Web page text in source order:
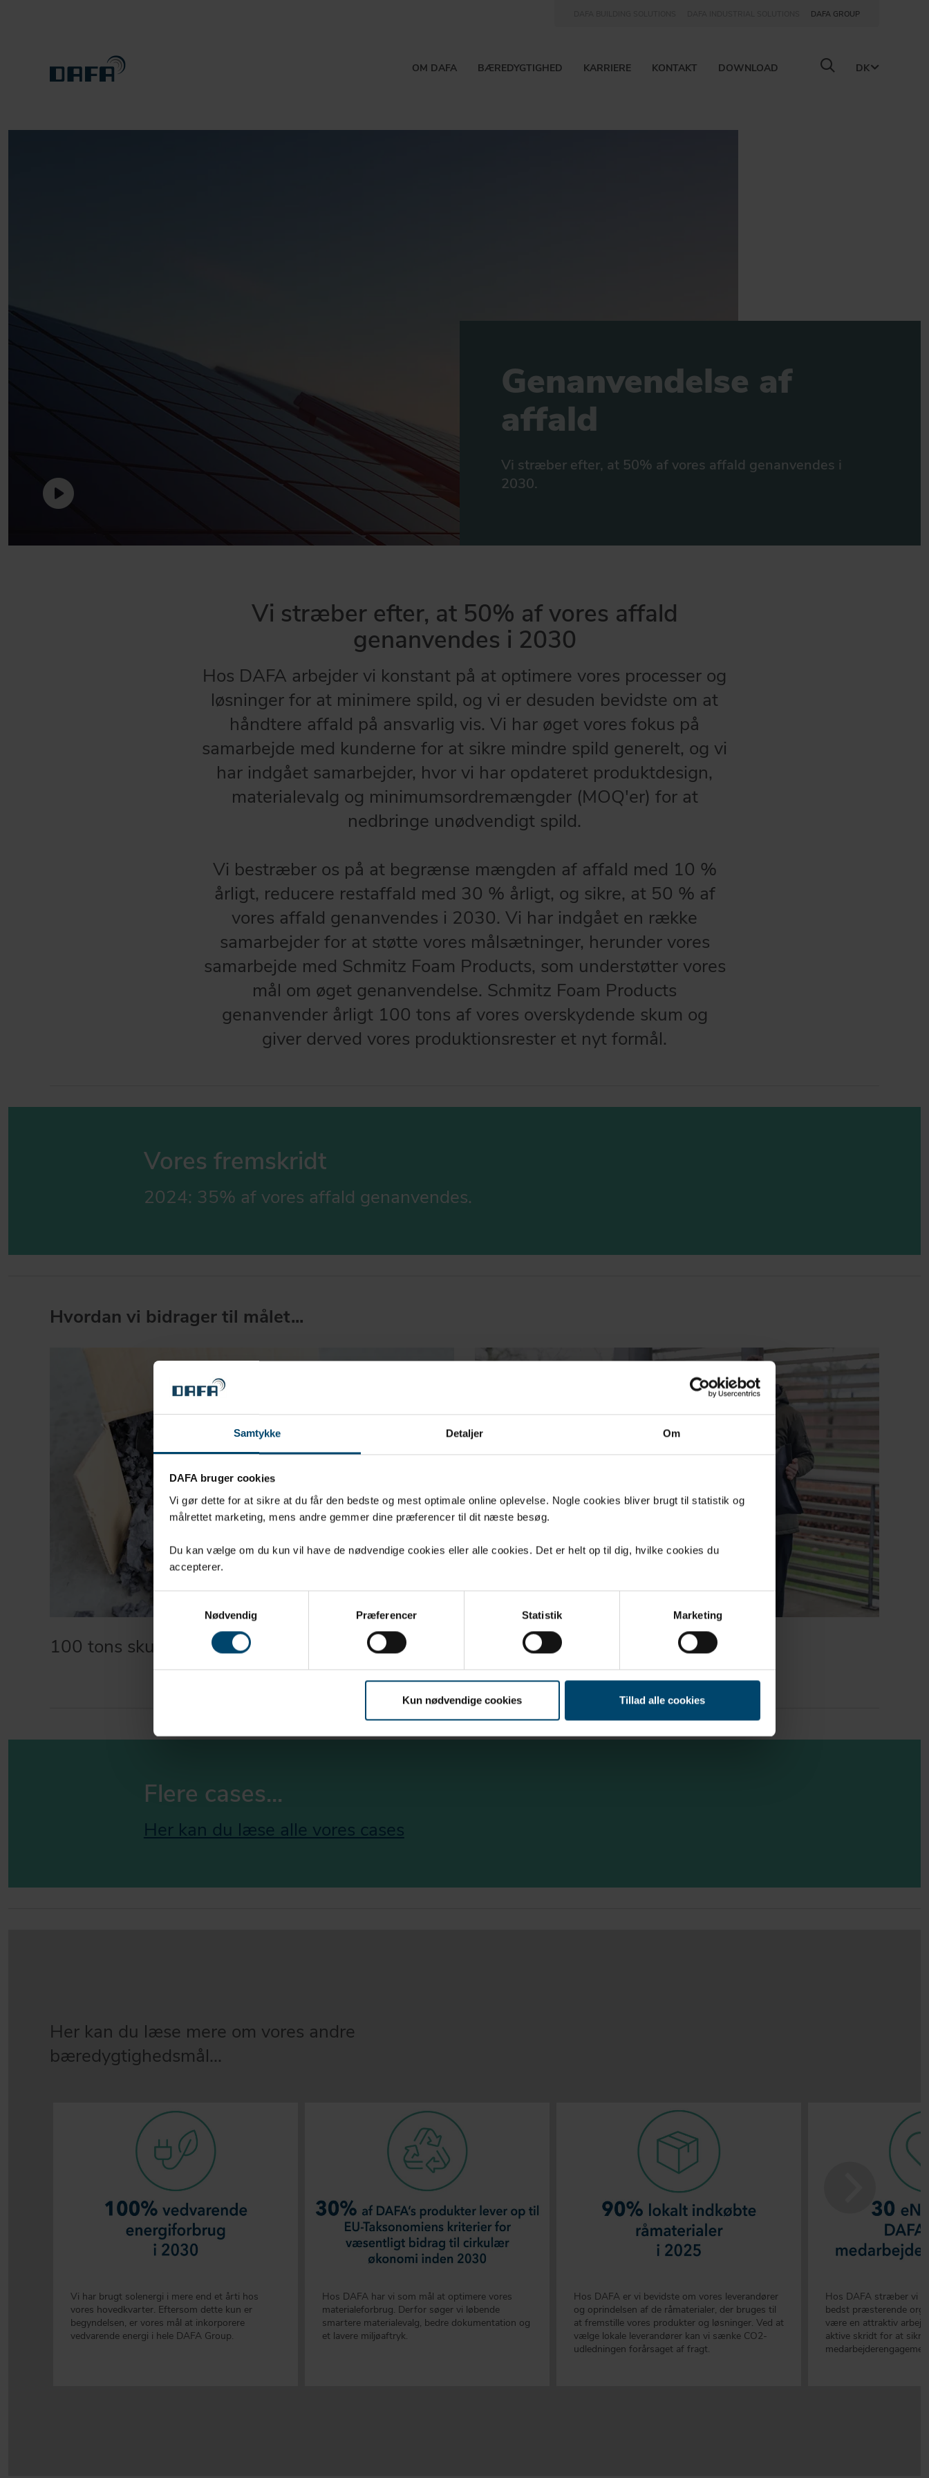
Samtykke Detaljer Om
DAFA bruger cookies
Vi gør dette for at sikre at du får den bedste og mest optimale online oplevelse. Nogle cookies bliver brugt til statistik og
målrettet marketing, mens andre gemmer dine præferencer til dit næste besøg.
Du kan vælge om du kun vil have de nødvendige cookies eller alle cookies. Det er helt op til dig, hvilke cookies du
accepterer.
Nødvendig
Præferencer Statistik Marketing
Kun nødvendige cookies Tillad alle cookies
DAFA GROUP
OM DAFA BÆREDYGTIGHED KARRIERE KONTAKT DOWNLOAD DK
Genanvendelse af
affald
Vi stræber efter, at 50% af vores affald genanvendes i
2030.
Vi stræber efter, at 50% af vores affald
genanvendes i 2030
Hos DAFA arbejder vi konstant på at optimere vores processer og
løsninger for at minimere spild, og vi er desuden bevidste om at
håndtere affald på ansvarlig vis. Vi har øget vores fokus på
samarbejde med kunderne for at sikre mindre spild generelt, og vi
har indgået samarbejder, hvor vi har opdateret produktdesign,
materialevalg og minimumsordremængder (MOQ'er) for at
nedbringe unødvendigt spild.
Vi bestræber os på at begrænse mængden af affald med 10 %
årligt, reducere restaffald med 30 % årligt, og sikre, at 50 % af
vores affald genanvendes i 2030. Vi har indgået en række
samarbejder for at støtte vores målsætninger, herunder vores
samarbejde med Schmitz Foam Products, som understøtter vores
mål om øget genanvendelse. Schmitz Foam Products
genanvender årligt 100 tons af vores overskydende skum og
giver derved vores produktionsrester et nyt formål.
Vores fremskridt
2024: 35% af vores affald genanvendes.
Hvordan vi bidrager til målet...
100 tons skumaffald genanvendes årligt Skumaffald får nyt formål
Flere cases...
Her kan du læse alle vores cases
Her kan du læse mere om vores andre
bæredygtighedsmål...
Vi har brugt solenergi i mere end et årti hos
vores hovedkvarter. Eftersom dette kun er
begyndelsen, er vores mål at inkorporere
vedvarende energi i hele DAFA Group.
Hos DAFA har vi som mål at optimere vores
materialeforbrug. Derfor søger vi løbende
smartere materialevalg, bedre dokumentation og
et lavere miljøaftryk.
Hos DAFA er vi bevidste om vores leverandører
og oprindelsen af de råmaterialer, der bruges til
at fremstille vores produkter og løsninger. Ved at
vælge lokale leverandører kan vi sænke CO2-
udledningen forårsaget af fragt.
Hos DAFA stræber vi
bedst præsterende
være en attraktiv
aktive skridt for at